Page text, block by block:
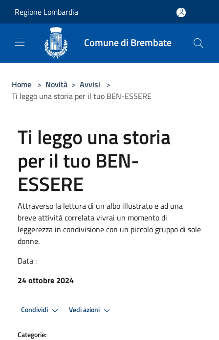
Regione Lombardia
Comune di Brembate
Home > Novità > Avvisi >
Ti leggo una storia per il tuo BEN-ESSERE
Ti leggo una storia
per il tuo BEN-
ESSERE
Attraverso la lettura di un albo illustrato e ad una
breve attività correlata vivrai un momento di
leggerezza in condivisione con un piccolo gruppo di sole
donne.
Data :
24 ottobre 2024
Condividi Vedi azioni
Categorie: